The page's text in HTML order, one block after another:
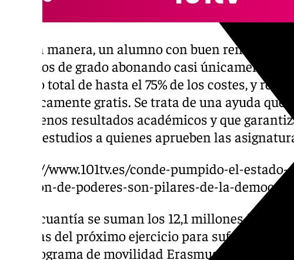
De esa manera, un alumno con buen
estudios de grado abonando casi únicamente el
ahorro total de hasta el 75% de los costes, y
prácticamente gratis. Se trata de una ayuda
los buenos resultados académicos y que
de los estudios a quienes aprueben las
https://www.101tv.es/conde-pumpido-el-estado-
division-de-poderes-son-pilares-de-la-
A esa cuantía se suman los 12,1 millones
cuentas del próximo ejercicio para sufragar el
del programa de movilidad Erasmus+, que